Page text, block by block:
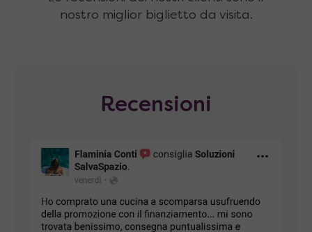
nostro miglior biglietto da visita.
Recensioni